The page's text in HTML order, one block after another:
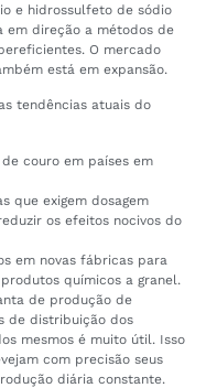
e hidrossulfeto de sódio
em direção a métodos de
O mercado
está em expansão.
tendências atuais do
couro em países em
que exigem dosagem
os efeitos nocivos do
em novas fábricas para
químicos a granel.
de produção de
de distribuição dos
mesmos é muito útil. Isso
com precisão seus
diária constante.